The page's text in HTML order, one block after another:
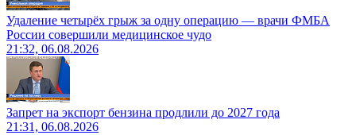
Удаление четырёх грыж за одну операцию — врачи ФМБА
России совершили медицинское чудо
21:32, 06.08.2026
Запрет на экспорт бензина продлили до 2027 года
21:31, 06.08.2026